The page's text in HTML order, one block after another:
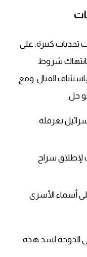
تحديات كبيرة. على
شروط
القتال.ومع
حل.
بعرقلة
لإطلاق سراح
أسماء الأسرى
الدوحة لسد هذه